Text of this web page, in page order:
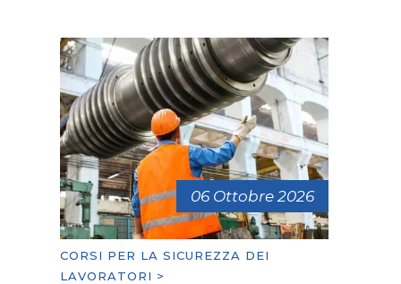
06 Ottobre 2026
CORSI PER LA SICUREZZA DEI
LAVORATORI >